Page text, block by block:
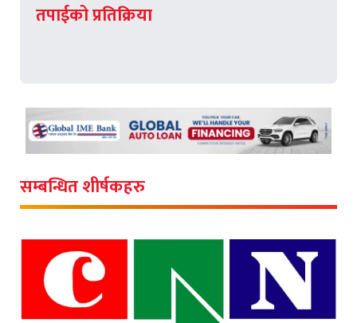
तपाईको प्रतिक्रिया
सम्बन्धित शीर्षकहरु